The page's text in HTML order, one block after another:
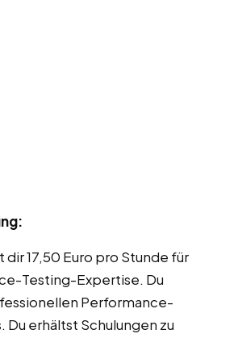
dir 17,50 Euro pro Stunde für
Testing-Expertise. Du
Performance-
erhältst Schulungen zu